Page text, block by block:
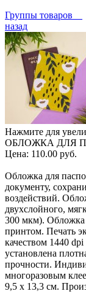
Группы товаров
назад
Нажмите для
ОБЛОЖКА ДЛЯ
Цена: 110.00 руб.
Обложка для
документу,
воздействий.
двухслойного,
300 мкм). Обложка
принтом. Печать
качеством 1440
установлена
прочности.
многоразовым
9,5 х 13,3 см.